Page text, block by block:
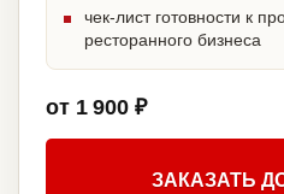
чек-лист готовности к
ресторанного бизнеса
от 1 900 ₽
ЗАКАЗАТЬ